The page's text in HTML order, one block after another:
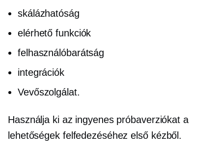
skálázhatóság
elérhető funkciók
felhasználóbarátság
integrációk
Vevőszolgálat.
Használja ki az ingyenes próbaverziókat a
lehetőségek felfedezéséhezelső kézből.